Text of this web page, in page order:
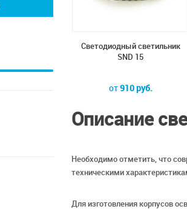
Светодиодный светильник
SND 15
от910 руб.
Описание
Необходимо отметить, что
техническими
Для изготовления корпусов